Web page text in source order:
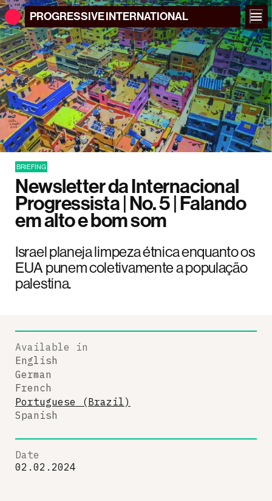
PROGRESSIVEINTERNATIONAL
BRIEFING
Newsletter da Internacional
Progressista | No. 5 | Falando
em alto e bom som
Israel planeja limpeza étnica enquanto os
EUA punem coletivamente a população
palestina.
Available in
English
German
French
Portuguese (Brazil)
Spanish
Date
02.02.2024